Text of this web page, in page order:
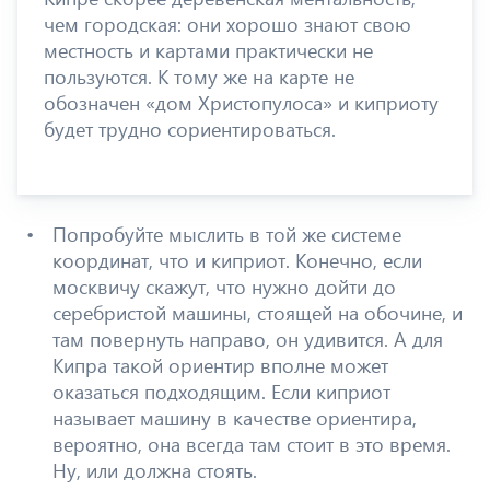
чем городская: они хорошо знают свою
местность и картами практически не
пользуются. К тому же на карте не
обозначен «дом Христопулоса» и киприоту
будет трудно сориентироваться.
Попробуйте мыслить в той же системе
координат, что и киприот. Конечно, если
москвичу скажут, что нужно дойти до
серебристой машины, стоящей на обочине, и
там повернуть направо, он удивится. А для
Кипра такой ориентир вполне может
оказаться подходящим. Если киприот
называет машину в качестве ориентира,
вероятно, она всегда там стоит в это время.
Ну, или должна стоять.